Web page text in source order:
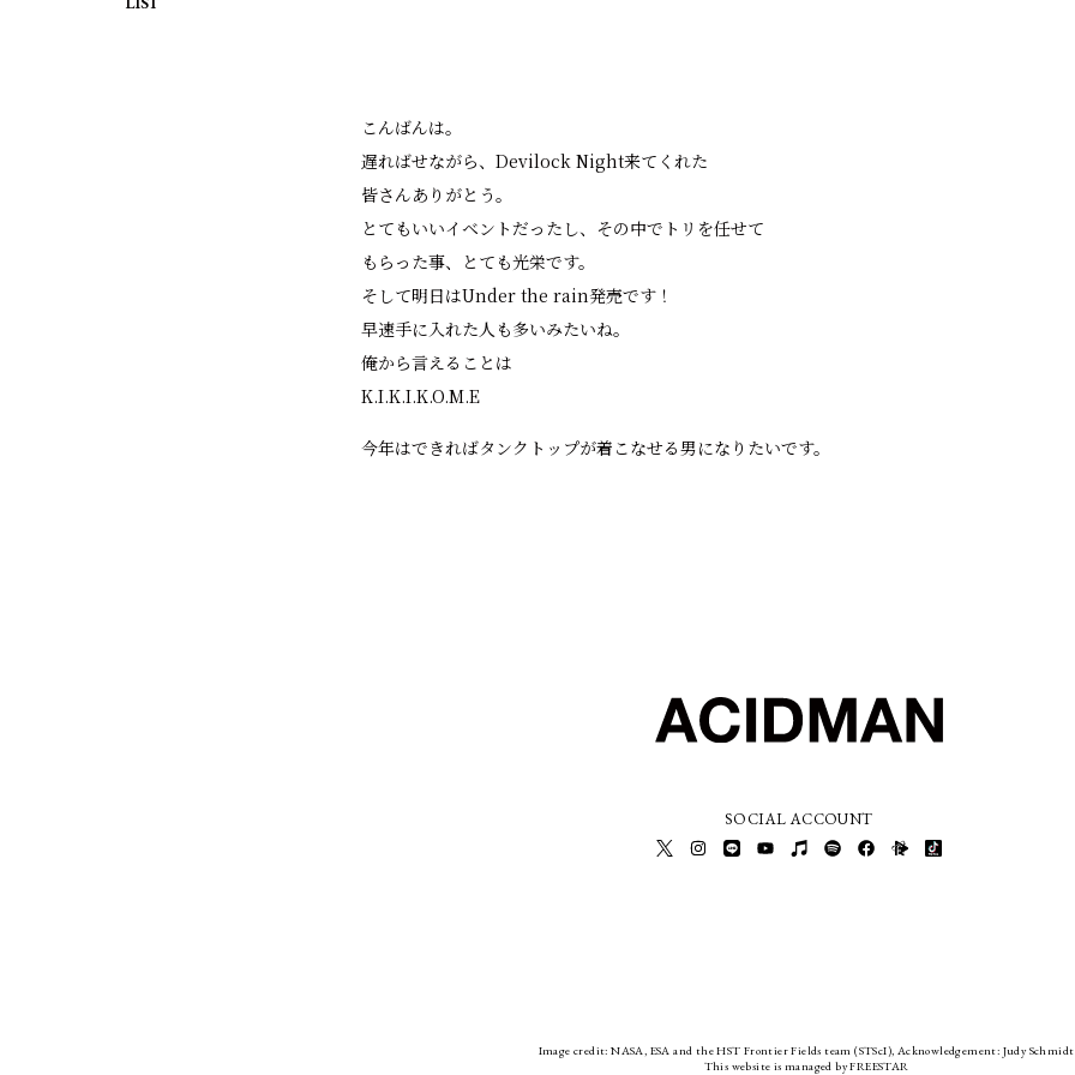
こんばんは。
遅ればせながら、Devilock Night来てくれた
皆さんありがとう。
とてもいいイベントだったし、その中でトリを任せて
もらった事、とても光栄です。
そして明日はUnder the rain発売です！
早速手に入れた人も多いみたいね。
俺から言えることは
K.I.K.I.K.O.M.E
今年はできればタンクトップが着こなせる男になりたいです。
SOCIAL ACCOUNT
Image credit: NASA, ESA and the HST Frontier Fields team (STScI), Acknowledgement: Judy Schmidt
This website is managed by FREESTAR